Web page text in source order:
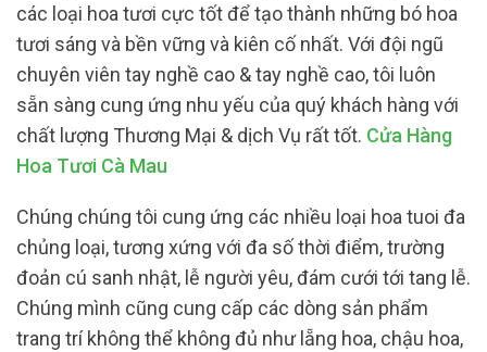
các loại hoa tươi cực tốt để tạo thành những bó hoa
tươi sáng và bền vững và kiên cố nhất. Với đội ngũ
chuyên viên tay nghề cao & tay nghề cao, tôi luôn
sẵn sàng cung ứng nhu yếu của quý khách hàng với
chất lượng Thương Mại & dịch Vụ rất tốt. Cửa Hàng
Hoa Tươi Cà Mau
Chúng chúng tôi cung ứng các nhiều loại hoa tuoi đa
chủng loại, tương xứng với đa số thời điểm, trường
đoản cú sanh nhật, lễ người yêu, đám cưới tới tang lễ.
Chúng mình cũng cung cấp các dòng sản phẩm
trang trí không thể không đủ như lẵng hoa, chậu hoa,